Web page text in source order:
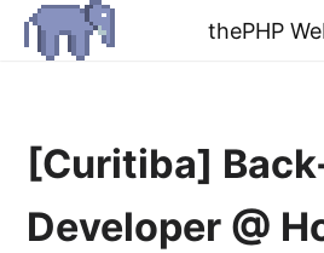
thePHP
[Curitiba]
Developer @